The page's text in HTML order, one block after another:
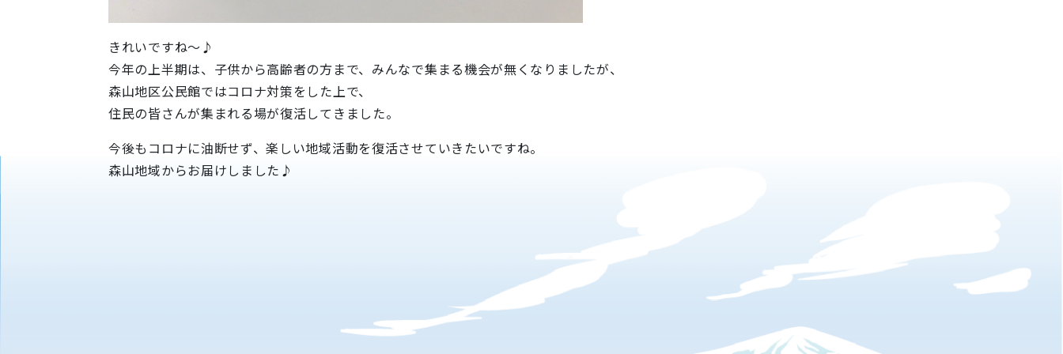
きれいですね～♪
今年の上半期は、子供から高齢者の方まで、みんなで集まる機会が無くなりましたが、
森山地区公民館ではコロナ対策をした上で、
住民の皆さんが集まれる場が復活してきました。
今後もコロナに油断せず、楽しい地域活動を復活させていきたいですね。
森山地域からお届けしました♪